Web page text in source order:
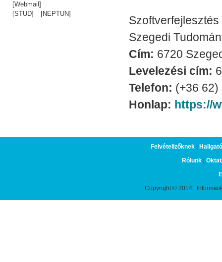
Szoftverfejlesztés
Szegedi
Cím: 6720
Levelezési cím:
Telefon: (+36 62)
Honlap: https://
[Webmail]
[STUD]
[NEPTUN]
Felvételizőknek|
Rólunk|
Copyright © 2014,